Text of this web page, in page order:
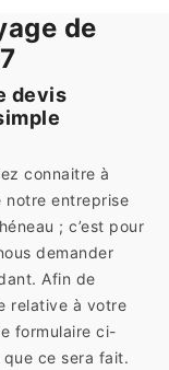
de
devis
connaitre à
notre entreprise
; c’est pour
demander
Afin de
relative à votre
formulaire ci-
que ce sera fait.